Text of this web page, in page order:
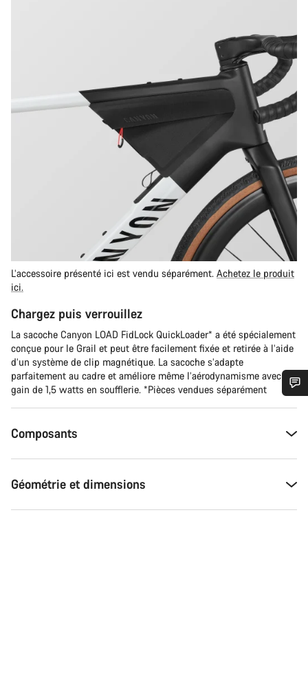
L’accessoire présenté ici est vendu séparément. Achetez le produit
ici.
Chargez puis verrouillez
La sacoche Canyon LOAD FidLock QuickLoader* a été spécialement
conçue pour le Grail et peut être facilement fixée et retirée à l’aide
d’un système de clip magnétique. La sacoche s’adapte
parfaitement au cadre et améliore même l’aérodynamisme avec un
gain de 1,5 watts en soufflerie. *Pièces vendues séparément
Composants
Géométrie et dimensions
Besoin d’aide ?
répondre à vos questions.